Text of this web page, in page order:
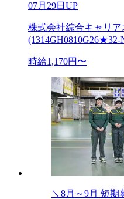
07月29日UP
株式会社綜合キャリア
(1314GH0810G26★32-
時給1,170円〜
＼8月～9月 短